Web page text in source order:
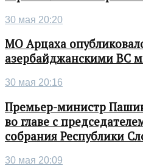
30 мая 20:20
МО Арцаха
азербайджанскими ВС
30 мая 20:16
Премьер-министр
во главе с
собрания Республики
30 мая 20:09